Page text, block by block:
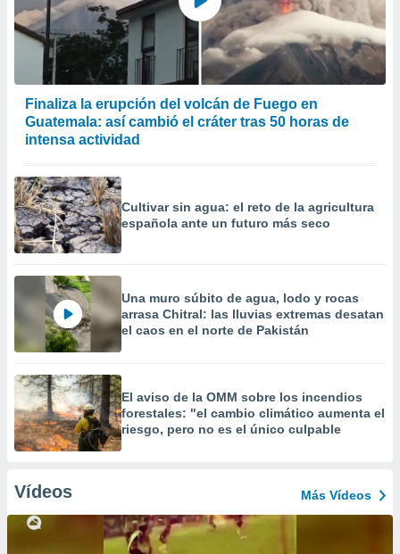
Finaliza la erupción del volcán de Fuego en
Guatemala: así cambió el cráter tras 50 horas de
intensa actividad
Cultivar sin agua: el reto de la agricultura
española ante un futuro más seco
Una muro súbito de agua, lodo y rocas
arrasa Chitral: las lluvias extremas desatan
el caos en el norte de Pakistán
El aviso de la OMM sobre los incendios
forestales: "el cambio climático aumenta el
riesgo, pero no es el único culpable
Vídeos Más Vídeos